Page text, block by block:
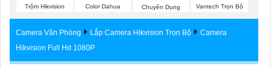
SẢNTrộm Hikvision
Color Dahua
Chuyên Dụng
Vantech Trọn Bộ
Camera Văn Phòng Lắp Camera Hikvision Trọn Bộ
Camera
Hikvision Full Hd 1080P